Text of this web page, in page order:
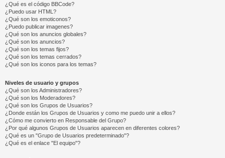
¿Qué es el código BBCode?
¿Puedo usar HTML?
¿Qué son los emoticonos?
¿Puedo publicar imagenes?
¿Qué son los anuncios globales?
¿Qué son los anuncios?
¿Qué son los temas fijos?
¿Qué son los temas cerrados?
¿Qué son los iconos para los temas?
Niveles de usuario y grupos
¿Qué son los Administradores?
¿Qué son los Moderadores?
¿Qué son los Grupos de Usuarios?
¿Donde están los Grupos de Usuarios y como me puedo unir a ellos?
¿Cómo me convierto en Responsable del Grupo?
¿Por qué algunos Grupos de Usuarios aparecen en diferentes colores?
¿Qué es un "Grupo de Usuarios predeterminado"?
¿Qué es el enlace "El equipo"?